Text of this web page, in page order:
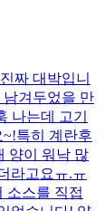
짜 대박입니
남겨두었을 만
나는데 고기
특히 계란후
양이 워낙 많
라고요ㅠ.ㅠ
소스를 직접